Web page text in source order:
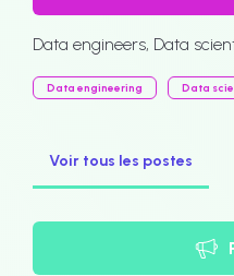
Data engineers, Data
Data engineering Data
Voir tous les postes